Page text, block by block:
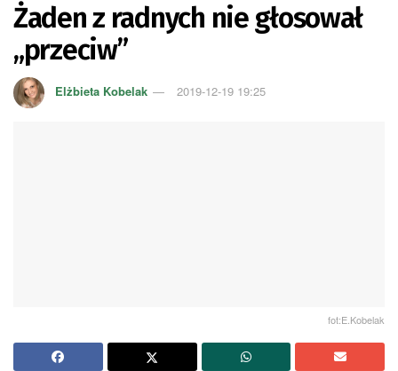
Żaden z radnych nie głosował
„przeciw”
Elżbieta Kobelak 2019-12-19 19:25
fot:E.Kobelak